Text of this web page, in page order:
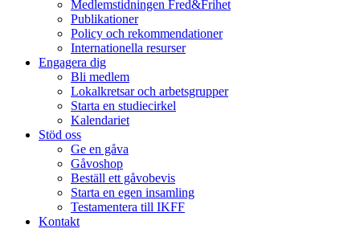
Medlemstidningen Fred&Frihet
Publikationer
Policy och rekommendationer
Internationella resurser
Engagera dig
Bli medlem
Lokalkretsar och arbetsgrupper
Starta en studiecirkel
Kalendariet
Stöd oss
Ge en gåva
Gåvoshop
Beställ ett gåvobevis
Starta en egen insamling
Testamentera till IKFF
Kontakt